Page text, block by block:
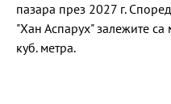
пазара през 2027 г.
"Хан Аспарух" залежите
куб. метра.